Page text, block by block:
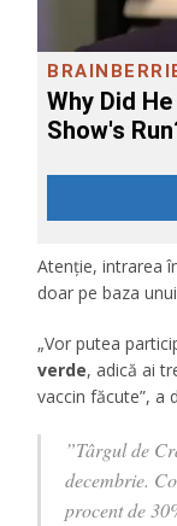
Atenție, intrarea
doar pe baza
„Vor putea
verde, adică ai
vaccin făcute”, a
”Târgul de
decembrie.
procent de